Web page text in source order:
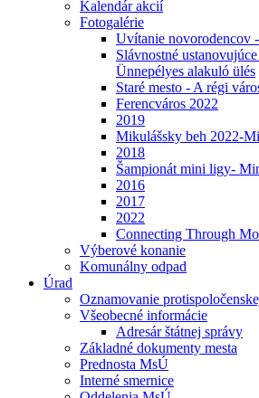
Kalendár akcií
Fotogalérie
Uvítanie novorodencov
Slávnostné
Ünnepélyes alakuló ülés
Staré mesto - A régi
Ferencváros 2022
2019
Mikulášsky beh 2022-
2018
Šampionát mini ligy-
2016
2017
2022
Connecting Through
Výberové konanie
Komunálny odpad
Úrad
Oznamovanie
Všeobecné informácie
Adresár štátnej správy
Základné dokumenty mesta
Prednosta MsÚ
Interné smernice